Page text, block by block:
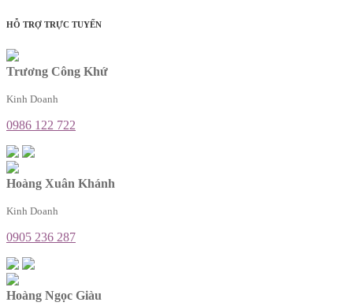
HỖ TRỢ TRỰC TUYẾN
Trương Công Khứ
Kinh Doanh
0986 122 722
Hoàng Xuân Khánh
Kinh Doanh
0905 236 287
Hoàng Ngọc Giàu